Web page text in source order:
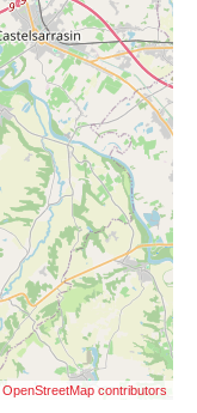
OpenStreetMap contributors